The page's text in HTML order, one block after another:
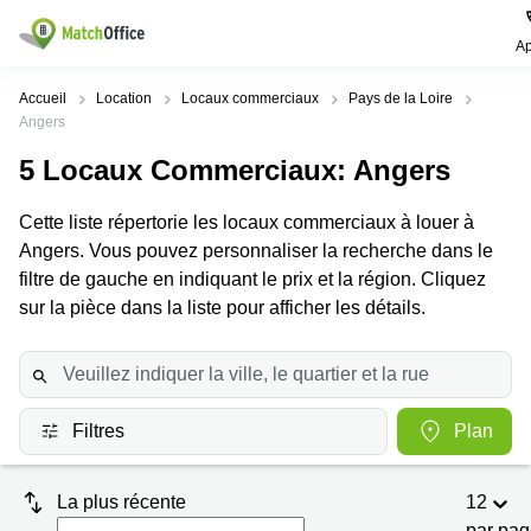
Rechercher / publier
Pages
de
Bureau
Centre
d’affaires
Coworking
Salles
de
réunion
Bureau
virtuel
Villes
Populaires
Paris
Lille
Lyon
Bordeaux
Marseille
Nantes
Toulouse
Nice
Recherches
populaires
Centres
d'affaires
Paris
Location
Lille
Paris
Coworking
Coworking
Aide
Qui sommes-nous?
Publier un local
Connexion
Accueil Location Locaux commerciaux
Pays de la Loire
Angers
5 Locaux Commerciaux: Angers
Cette liste répertorie les locaux commerciaux à louer à
Angers. Vous pouvez personnaliser la recherche dans le
filtre de gauche en indiquant le prix et la région. Cliquez
sur la pièce dans la liste pour afficher les détails.
Filtres Plan
La plus récente
12